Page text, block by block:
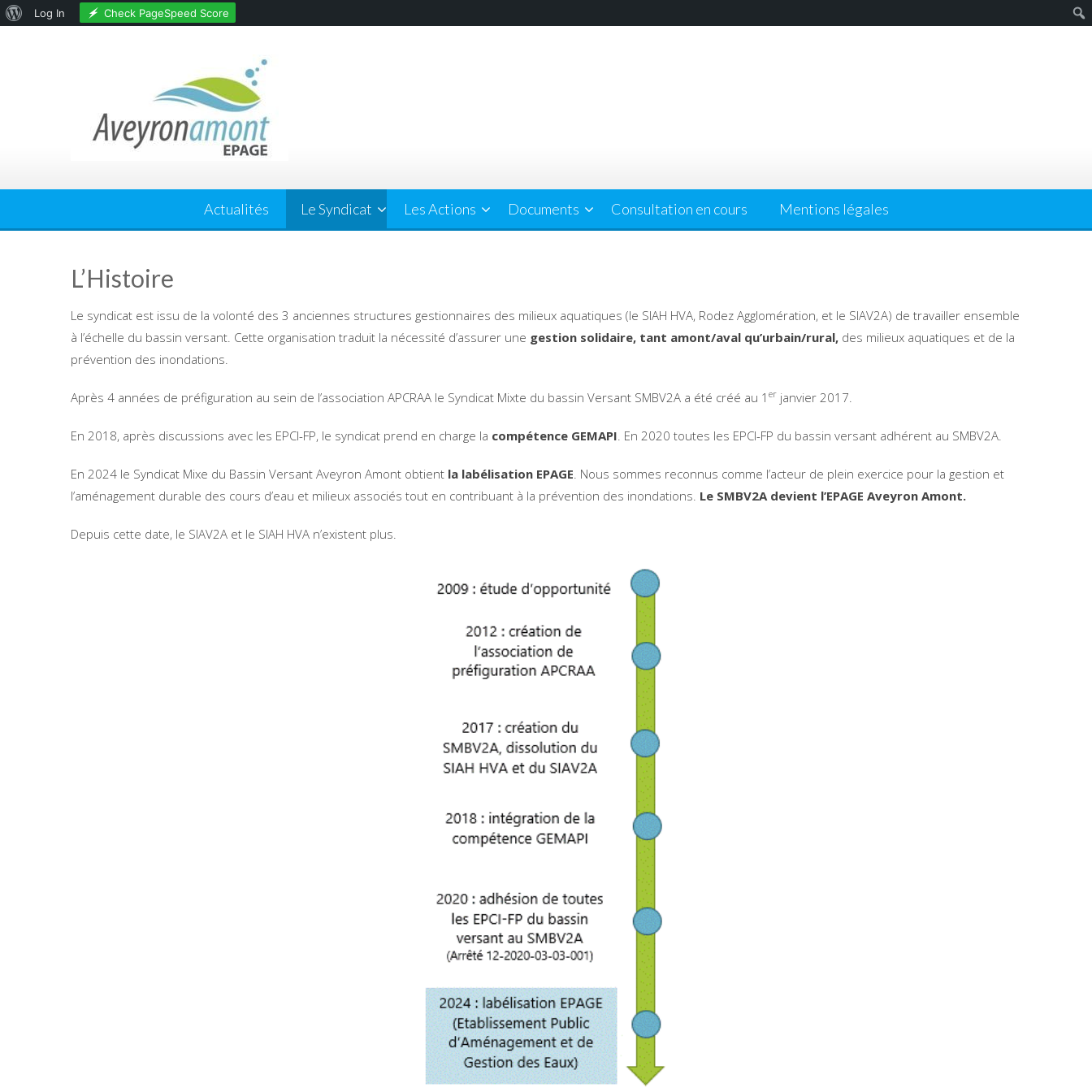
About
Log In Check PageSpeed Score
Actualités Le Syndicat Les Actions Documents Consultation en cours Mentions légales
L’Histoire
Le syndicat est issu de la volonté des 3 anciennes structures gestionnaires des milieux aquatiques (le SIAH HVA, Rodez Agglomération, et le SIAV2A) de travailler ensemble
à l’échelle du bassin versant. Cette organisation traduit la nécessité d’assurer une gestion solidaire, tant amont/aval qu’urbain/rural, des milieux aquatiques et de la
prévention des inondations.
Après 4 années de préfiguration au sein de l’association APCRAA le Syndicat Mixte du bassin Versant SMBV2A a été créé au 1 er janvier 2017.
En 2018, après discussions avec les EPCI-FP, le syndicat prend en charge la compétence GEMAPI. En 2020 toutes les EPCI-FP du bassin versant adhérent au SMBV2A.
En 2024 le Syndicat Mixe du Bassin Versant Aveyron Amont obtient la labélisation EPAGE. Nous sommes reconnus comme l’acteur de plein exercice pour la gestion et
l’aménagement durable des cours d’eau et milieux associés tout en contribuant à la prévention des inondations. Le SMBV2A devient l’EPAGE Aveyron Amont.
Depuis cette date, le SIAV2A et le SIAH HVA n’existent plus.